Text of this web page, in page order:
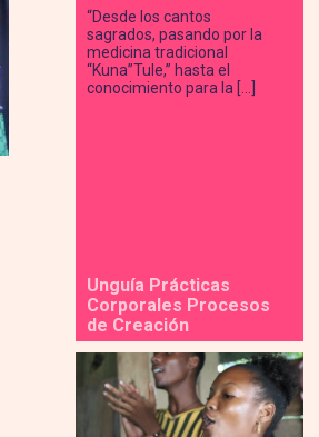
“Desde los cantos
sagrados, pasando por la
medicina tradicional
“Kuna”Tule,” hasta el
conocimiento para la […]
Unguía Prácticas
Corporales Procesos
de Creación